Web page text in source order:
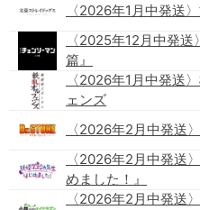
〈2026年1月中発送
〈2025年12月中発送
篇』
〈2026年1月中発送
ェンズ
〈2026年2月中発送
〈2026年2月中発送
めました！』
〈2026年2月中発送